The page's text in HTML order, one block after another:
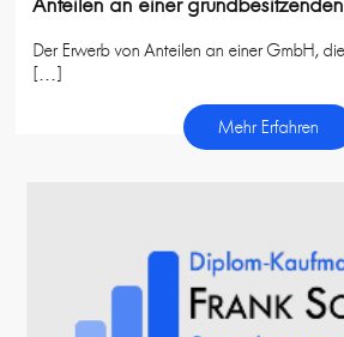
Der Erwerb von Anteilen an einer GmbH,
[…]
Mehr Erfahren